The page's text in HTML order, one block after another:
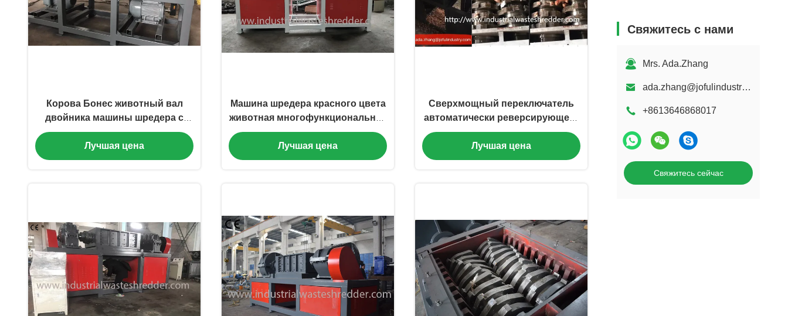
Свяжитесь с нами
Mrs. Ada.Zhang
ada.zhang@jofulindustry.com
+8613646868017
Свяжитесь сейчас
Корова Бонес животный вал
двойника машины шредера с
подгонянной емкостью
Лучшая цена
Машина шредера красного цвета
животная многофункциональная
для цыпленка/свиньи
Лучшая цена
Сверхмощный переключатель
автоматически реверсирующего
устройства машины шредера
мертвого животного для
косточек скотин
Лучшая цена